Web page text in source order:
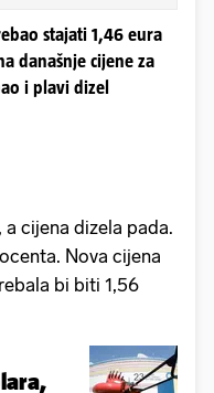
stajati 1,46 eura
današnje cijene za
i plavi dizel
cijena dizela pada.
Nova cijena
bi biti 1,56